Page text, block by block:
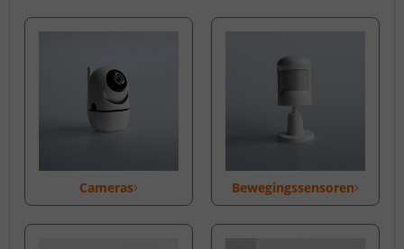
Cameras Bewegingssensoren